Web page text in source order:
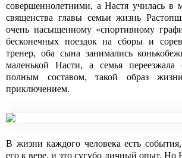
совершеннолетними, а Настя училась в
священства главы семьи жизнь
очень насыщенному «спортивному
бесконечных поездок на сборы и
тренер, оба сына занимались
маленькой Насти, а семья
полным составом, такой образ
приключением.
В жизни каждого человека есть
его к вере, и это сугубо личный опыт. Но